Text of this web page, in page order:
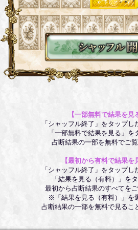
【一部無料で結果を見
「シャッフル終了」をタップし
「一部無料で結果を見る」を
占断結果の一部を無料でご覧
【最初から有料で結果を
「シャッフル終了」をタップし
「結果を見る（有料）」を
最初から占断結果のすべてをご
※「結果を見る（有料）」を
占断結果の一部を無料で見るこ